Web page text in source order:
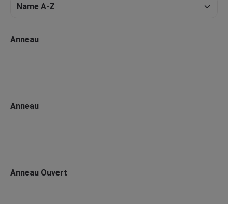
Anneau
Anneau
Anneau Ouvert